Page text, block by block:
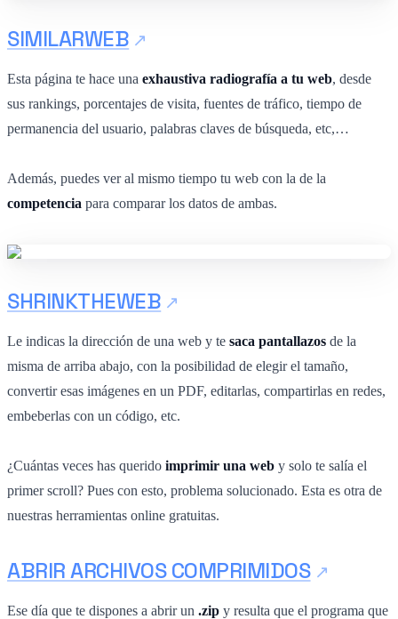
SIMILARWEB
Esta página te hace una exhaustiva radiografía a tu web, desde
sus rankings, porcentajes de visita, fuentes de tráfico, tiempo de
permanencia del usuario, palabras claves de búsqueda, etc,…
Además, puedes ver al mismo tiempo tu web con la de la
competencia para comparar los datos de ambas.
SHRINKTHEWEB
Le indicas la dirección de una web y te saca pantallazos de la
misma de arriba abajo, con la posibilidad de elegir el tamaño,
convertir esas imágenes en un PDF, editarlas, compartirlas en redes,
embeberlas con un código, etc.
¿Cuántas veces has querido imprimir una web y solo te salía el
primer scroll? Pues con esto, problema solucionado. Esta es otra de
nuestras herramientas online gratuitas.
ABRIR ARCHIVOS COMPRIMIDOS
Ese día que te dispones a abrir un .zip y resulta que el programa que